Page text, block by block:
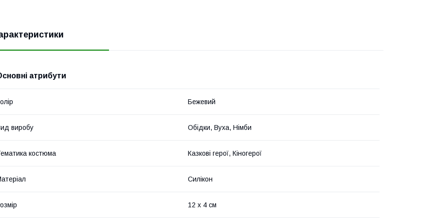
атрибути
Бежевий
виробу Обідки, Вуха, Німби
костюма Казкові герої, Кіногерої
Силікон
12 х 4 см